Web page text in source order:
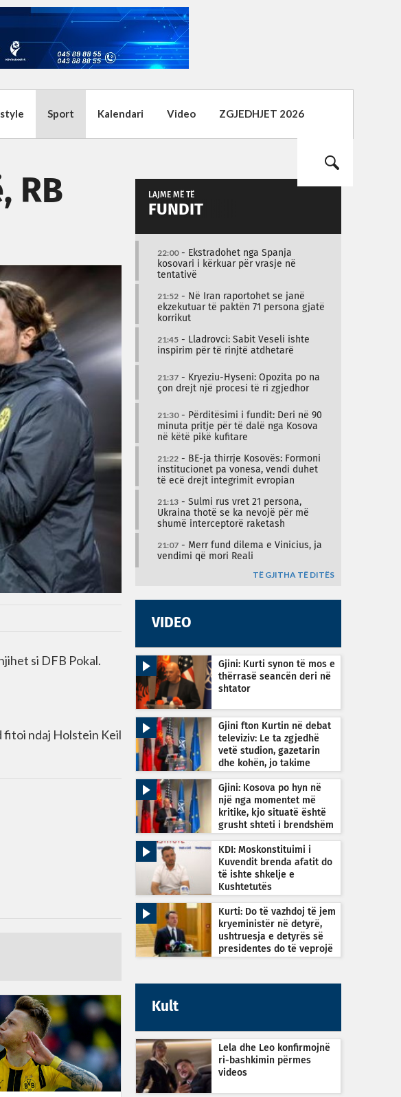
Sport Kalendari Video ZGJEDHJET 2026
RB
si DFB Pokal.
fitoi ndaj Holstein Keil
LAJME MË TË
FUNDIT
22:00- Ekstradohet nga Spanja
kosovari i kërkuar për vrasje në
tentativë
21:52 - Në Iran raportohet se janë
ekzekutuar të paktën 71 persona gjatë
korrikut
21:45 - Lladrovci: Sabit Veseli ishte
inspirim për të rinjtë atdhetarë
21:37 - Kryeziu-Hyseni: Opozita po na
çon drejt një procesi të ri zgjedhor
21:30- Përditësimi i fundit: Deri në 90
minuta pritje për të dalë nga Kosova
në këtë pikë kufitare
21:22 - BE-ja thirrje Kosovës: Formoni
institucionet pa vonesa, vendi duhet
të ecë drejt integrimit evropian
21:13 - Sulmi rus vret 21 persona,
Ukraina thotë se ka nevojë për më
shumë interceptorë raketash
21:07 - Merr fund dilema e Vinicius, ja
vendimi që mori Reali
TË GJITHA TË DITËS
VIDEO
Gjini: Kurti synon të mos e
thërrasë seancën deri në
shtator
Gjini fton Kurtin në debat
televiziv: Le ta zgjedhë
vetë studion, gazetarin
dhe kohën, jo takime
Gjini: Kosova po hyn në
një nga momentet më
kritike, kjo situatë është
grusht shteti i brendshëm
KDI: Moskonstituimi i
Kuvendit brenda afatit do
të ishte shkelje e
Kushtetutës
Kurti: Do të vazhdoj të jem
kryeministër në detyrë,
ushtruesja e detyrës së
presidentes do të veprojë
Kult
Lela dhe Leo konfirmojnë
ri-bashkimin përmes
videos